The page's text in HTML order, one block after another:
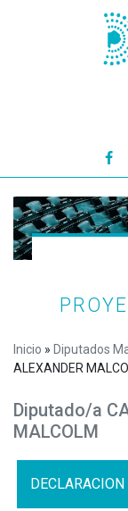

Inicio » Diputados
ALEXANDER
Diputado/a
MALCOLM